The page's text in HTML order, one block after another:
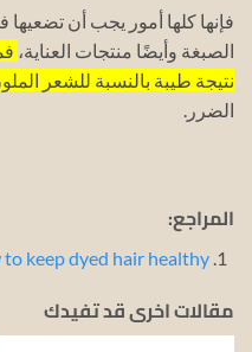
فإنها كلها أمور يجب أن تضعيها
الصبغة وأيضًا منتجات العناية،
نتيجة طيبة بالنسبة للشعر
الضرر.
المراجع:
to keep dyed hair healthy
مقالات اخرى قد تفيدك